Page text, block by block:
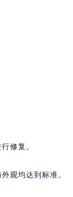
修复。
观均达到标准。